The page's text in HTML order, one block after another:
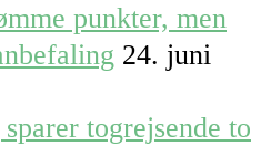
punkter, men
24. juni
togrejsende to